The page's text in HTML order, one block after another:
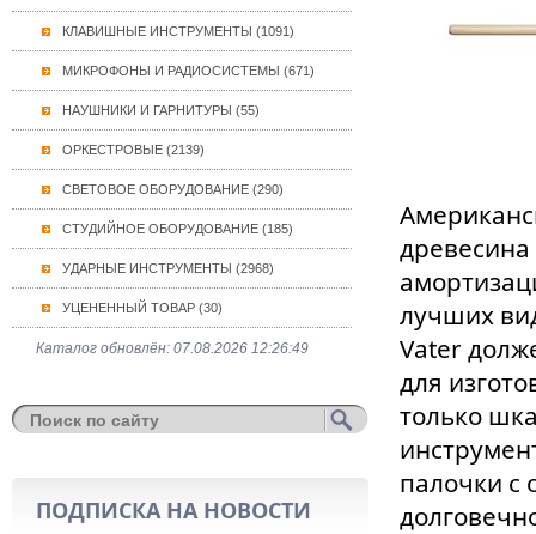
КЛАВИШНЫЕ ИНСТРУМЕНТЫ (1091)
МИКРОФОНЫ И РАДИОСИСТЕМЫ (671)
НАУШНИКИ И ГАРНИТУРЫ (55)
ОРКЕСТРОВЫЕ (2139)
СВЕТОВОЕ ОБОРУДОВАНИЕ (290)
СТУДИЙНОЕ ОБОРУДОВАНИЕ (185)
УДАРНЫЕ ИНСТРУМЕНТЫ (2968)
УЦЕНЕННЫЙ ТОВАР (30)
Каталог обновлён: 07.08.2026 12:26:49
ПОДПИСКА НА НОВОСТИ
лучших
Vater
для
только
палочки